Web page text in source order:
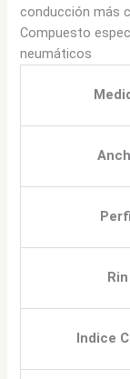
conducción más
Compuesto
neumáticos
Rin
Indice